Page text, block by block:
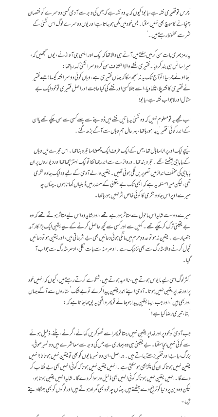
’چرس تو فقیری نشہ ہے، بابو! کیوں کہ یہ وہ نشہ ہے کہ جس کی وجہ سے آدمی کسی دوسرے کو نقصان
پہنچانے کا سوچ بھی نہیں سکتا۔ بس خود میں مگن ہو جاتا ہے اور یوں دوسرے لوگ اس نشئی کے
شر سے محفوظ رہتے ہیں۔‘
یہ رمز بھری بات سن کر میں سکتے میں آنے ہی والا تھا کہ ایک اور ایسی ہی آواز نے، یوں سمجھیں کہ،
میرا سانس ہی بند کر دیا۔ فقیری نشے والا انکشاف سن کر دوسرا نشئی کہہ رہا تھا:
’جا اوئے چرسیا! تو آج تک یہ نہ سمجھ سکا کہ جہاں فقیری ہے، وہاں کوئی دوسرا نشہ کیسا؟ جسے فقیر
نے فقیری کا نشہ پلا، چکھا دیا، اسے بھلا کسی اور نشے کی کیا حاجت؟ دراصل فقیری تو خود ایک بے
مثال اور لاجواب نشہ ہے، بابو!‘
اب مجھے یہ تو معلوم نہیں کہ وہ نشئی یہ باتیں نشے میں ڈوبنے سے پہلے کسی سے سن چکے تھے یا ان
کے اندر کوئی ’فقیر‘ پیدا ہو رہا تھا، بہرحال ہم وہاں سے آگے بڑھ گئے۔
نیچے ایک اور پرانا سا ہال تھا، جس کے ایک طرف ایک چھوٹا سا حجرہ بنا تھا۔ اس حجرے میں وہاں
کے بابا جی بیٹھتے تھے۔ حجرہ بند تھا۔ دروازے سے اندر جھانکا تو ایک بستر بچھا تھا اور دیواروں پر ان
بابا جی کی مختلف انداز میں تصویریں لگی ہوئی تھیں۔ یقین والے آدمی کے لیے وہ ایک جادو نگری
تھی، لیکن میرا مسئلہ یہ ہے کہ ابھی تک بے یقینی کے سمندر میں ڈبکیاں کھاتا ہوں۔ چناں چہ
میرے اوپر اس جادو نگری کا کوئی خاص اثر نہیں ہو رہا تھا۔
میرے دوست شاید اس ماحول سے متاثر ہو رہے تھے، اور شاید وہ اس لیے متاثر ہوتے تھے کہ وہ
بے یقینی ترک کر چکے تھے۔ کہیں سے اور کسی سے کچھ حاصل کرنے کے لیے یقین ایک بڑا کارآمد
ہتھیار ہے۔ یقین نہ ہو تو حدودِ حرم میں مانگی ہوئی دعائیں بھی بے اثر جاتی ہیں، اور یقین ہو تو دعائیں
قبول کرنے والا شہ رگ سے بھی نزدیک ہے۔ ادھر منہ سے بات نکلی، ادھر شہ رگ سے جواب آ
گیا۔
اکثر لوگ اسی لیے مایوس ہوتے ہیں، ناامید ہوتے ہیں، شکوے کرتے رہتے ہیں، کیوں کہ انہیں خود
پر اور خدا پر یقین نہیں ہوتا۔ آدمی اپنے اندر یقین پیدا کر لے تو بے شک ’ستاروں سے آگے جہاں
اور بھی ہیں‘، اور جب ایسا یقین پیدا ہو جائے تو پھر واقعی یہ پوچھا جاتا ہے کہ:
’بتا، تیری رضا کیا ہے؟‘
جب آدمی کو خود پر اور خدا پر یقین نہیں رہتا تو پھر اسے ٹھوکریں کھانے، گرنے، پٹنے، ذلیل ہونے
سے کوئی نہیں بچا سکتا۔ بے یقینی ہی وہ بیماری ہے جس کی وجہ سے معاشرے میں دونمبر صوفی،
بزرگ، بابے اور فقیر بڑھتے جاتے ہیں۔ دراصل، ان دو نمبر بابوں کو بھی تو یقین نہیں ہوتا نا! انہیں
یقین نہیں ہوتا کہ ان کی پکڑ بھی ہو سکتی ہے۔ انہیں یقین نہیں ہوتا کہ کوئی انہیں بھی بے نقاب کر
دے گا۔ انہیں یقین نہیں ہوتا کہ کوئی انہیں بھی ذلیل و رسوا کر دے گا۔ شاید انہیں یقین ہوتا ہو،
لیکن وہ دین پر دنیا کو ترجیح دے بیٹھتے ہیں، چناں چہ خود بھی گمراہ ہوتے ہیں اور لوگوں کو بھی بھٹکا دیتے
ہیں۔